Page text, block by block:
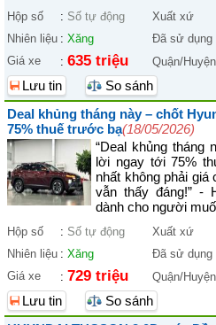
Hộp số : Số tự động Xuất xứ
Nhiên liệu : Xăng Đã sử dụng
Giá xe
: 635 triệu Quận/Huyện
Lưu tin
So sánh
Deal khủng tháng này – chốt
75% thuế trước bạ(18/05/2026)
“Deal khủng tháng
lời ngay tới 75%
nhất không phải
vẫn thấy đáng!” -
dành cho người
Hộp số : Số tự động Xuất xứ
Nhiên liệu : Xăng Đã sử dụng
Giá xe
: 729 triệu Quận/Huyện
Lưu tin
So sánh